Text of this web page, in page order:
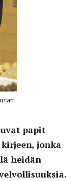
papit
jonka
heidän